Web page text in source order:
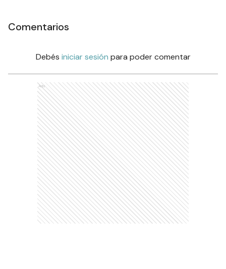
Comentarios
Debés iniciar sesión para poder comentar
Ads